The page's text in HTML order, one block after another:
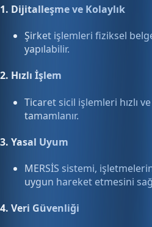
1. Dijitalleşme ve Kolaylık
Şirket işlemleri fiziksel
yapılabilir.
2. Hızlı İşlem
Ticaret sicil işlemleri hızlı
tamamlanır.
3. Yasal Uyum
MERSİS sistemi,
uygun hareket etmesini
4. Veri Güvenliği